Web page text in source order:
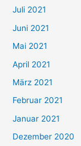
a
c
h
:
Juli 2021
Juni 2021
Mai 2021
April 2021
März 2021
Februar 2021
Januar 2021
Dezember 2020